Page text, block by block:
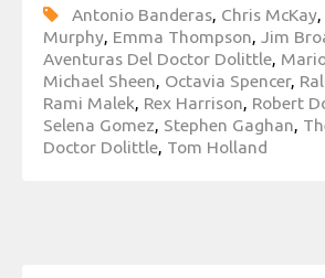
Antonio Banderas, Chris McKay,
Murphy, Emma Thompson, Jim
Aventuras Del Doctor Dolittle,
Michael Sheen, Octavia Spencer,
Rami Malek, Rex Harrison, Robert
Selena Gomez, Stephen Gaghan,
Doctor Dolittle, Tom Holland